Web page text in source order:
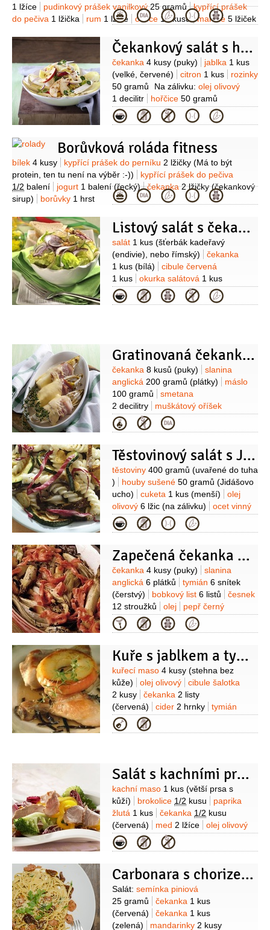
1 lžíce
pudinkový prášek vanilkový25 gramů
kypřící prášek
do pečiva 1 lžička rum 1 lžíce ovoce 10 kusů mandle 5 lžiček
Kategorie
Čekankový salát s hořčičnou zálivkou
Suroviny
čekanka 4 kusy (puky) jablka 1 kus
(velké, červené)
citron 1 kus
rozinky
50 gramů
Na zálivku: olej olivový
1 decilitr
hořčice 50 gramů
(hrubozrnná)
med2 lžíce sůl
Kategorie
Borůvková roláda fitness
Suroviny
bílek 4 kusy kypřící prášek do perníku 2 lžičky (Má to být
protein, ten tu není na výběr :-))
kypřící prášek do pečiva
1/2 balení jogurt 1 balení (řecký) čekanka2 lžičky (čekankový
sirup)
borůvky 1 hrst Kategorie
Listový salát s čekankou a červenou cibulí
Suroviny
salát 1 kus (šťerbák kadeřavý
(endivie), nebo římský)
čekanka
1 kus (bílá)
cibule červená
1 kus
okurka salátová 1 kus
(malá)
ořechy vlašské
50 gramů
česnek1 stroužek
olej
Kategorie
Gratinovaná čekanka ve slanině
Suroviny
čekanka 8 kusů (puky)
slanina
anglická 200 gramů (plátky)
máslo
100 gramů
smetana
2 decilitry
muškátový oříšek
1 špetka
sůl pepř bílý
polotvrdý300 gramů (Madeland
Kategorie
Těstovinový salát s Jidášovým uchem
Suroviny
těstoviny 400 gramů (uvařené do tuha
)
houby sušené 50 gramů (Jidášovo
ucho)
cuketa 1 kus (menší)
olej
olivový 6 lžic (na zálivku)
ocet vinný
5 lžic
(na zálivku) olej
opečení)
kari pepř(mletý) sůl
Kategorie
Zapečená čekanka se slaninou a tymiánem
Suroviny
čekanka 4 kusy (puky)
slanina
anglická 6 plátků tymián 6 snítek
(čerstvý)
bobkový list 6 listů
česnek
12 stroužků
olej
pepř černý
(mletý)
sůl
Kategorie
Kuře s jablkem a tymiánem
Suroviny
kuřecí maso 4 kusy (stehna bez
kůže)
olej olivový
cibule šalotka
2 kusy
čekanka 2 listy
(červená)
cider 2 hrnky
tymián
1 lžíce
jablka
škrobová1/2lžíce
pepř černý
Kategorie
Salát s kachními prsíčky
Suroviny
kachní maso 1 kus (větší prsa s
kůží)
brokolice 1/2 kusu
paprika
žlutá 1 kus čekanka 1/2 kusu
(červená)
med 2 lžíce
olej olivový
1 lžíce
sůl Na omáčku:
40 kusů
víno bílé0,8 decilitru
(nahrubo nakrájené)
med
2 lžíce
olej olivový 1 lžíce
Balsamico 1 lžíce
Kategorie
Carbonara s chorizem, salát z katalánského trhu
Suroviny
Salát: semínka piniová
25 gramů
čekanka 1 kus
(červená)
čekanka 1 kus
(zelená)
mandarinky 2 kusy